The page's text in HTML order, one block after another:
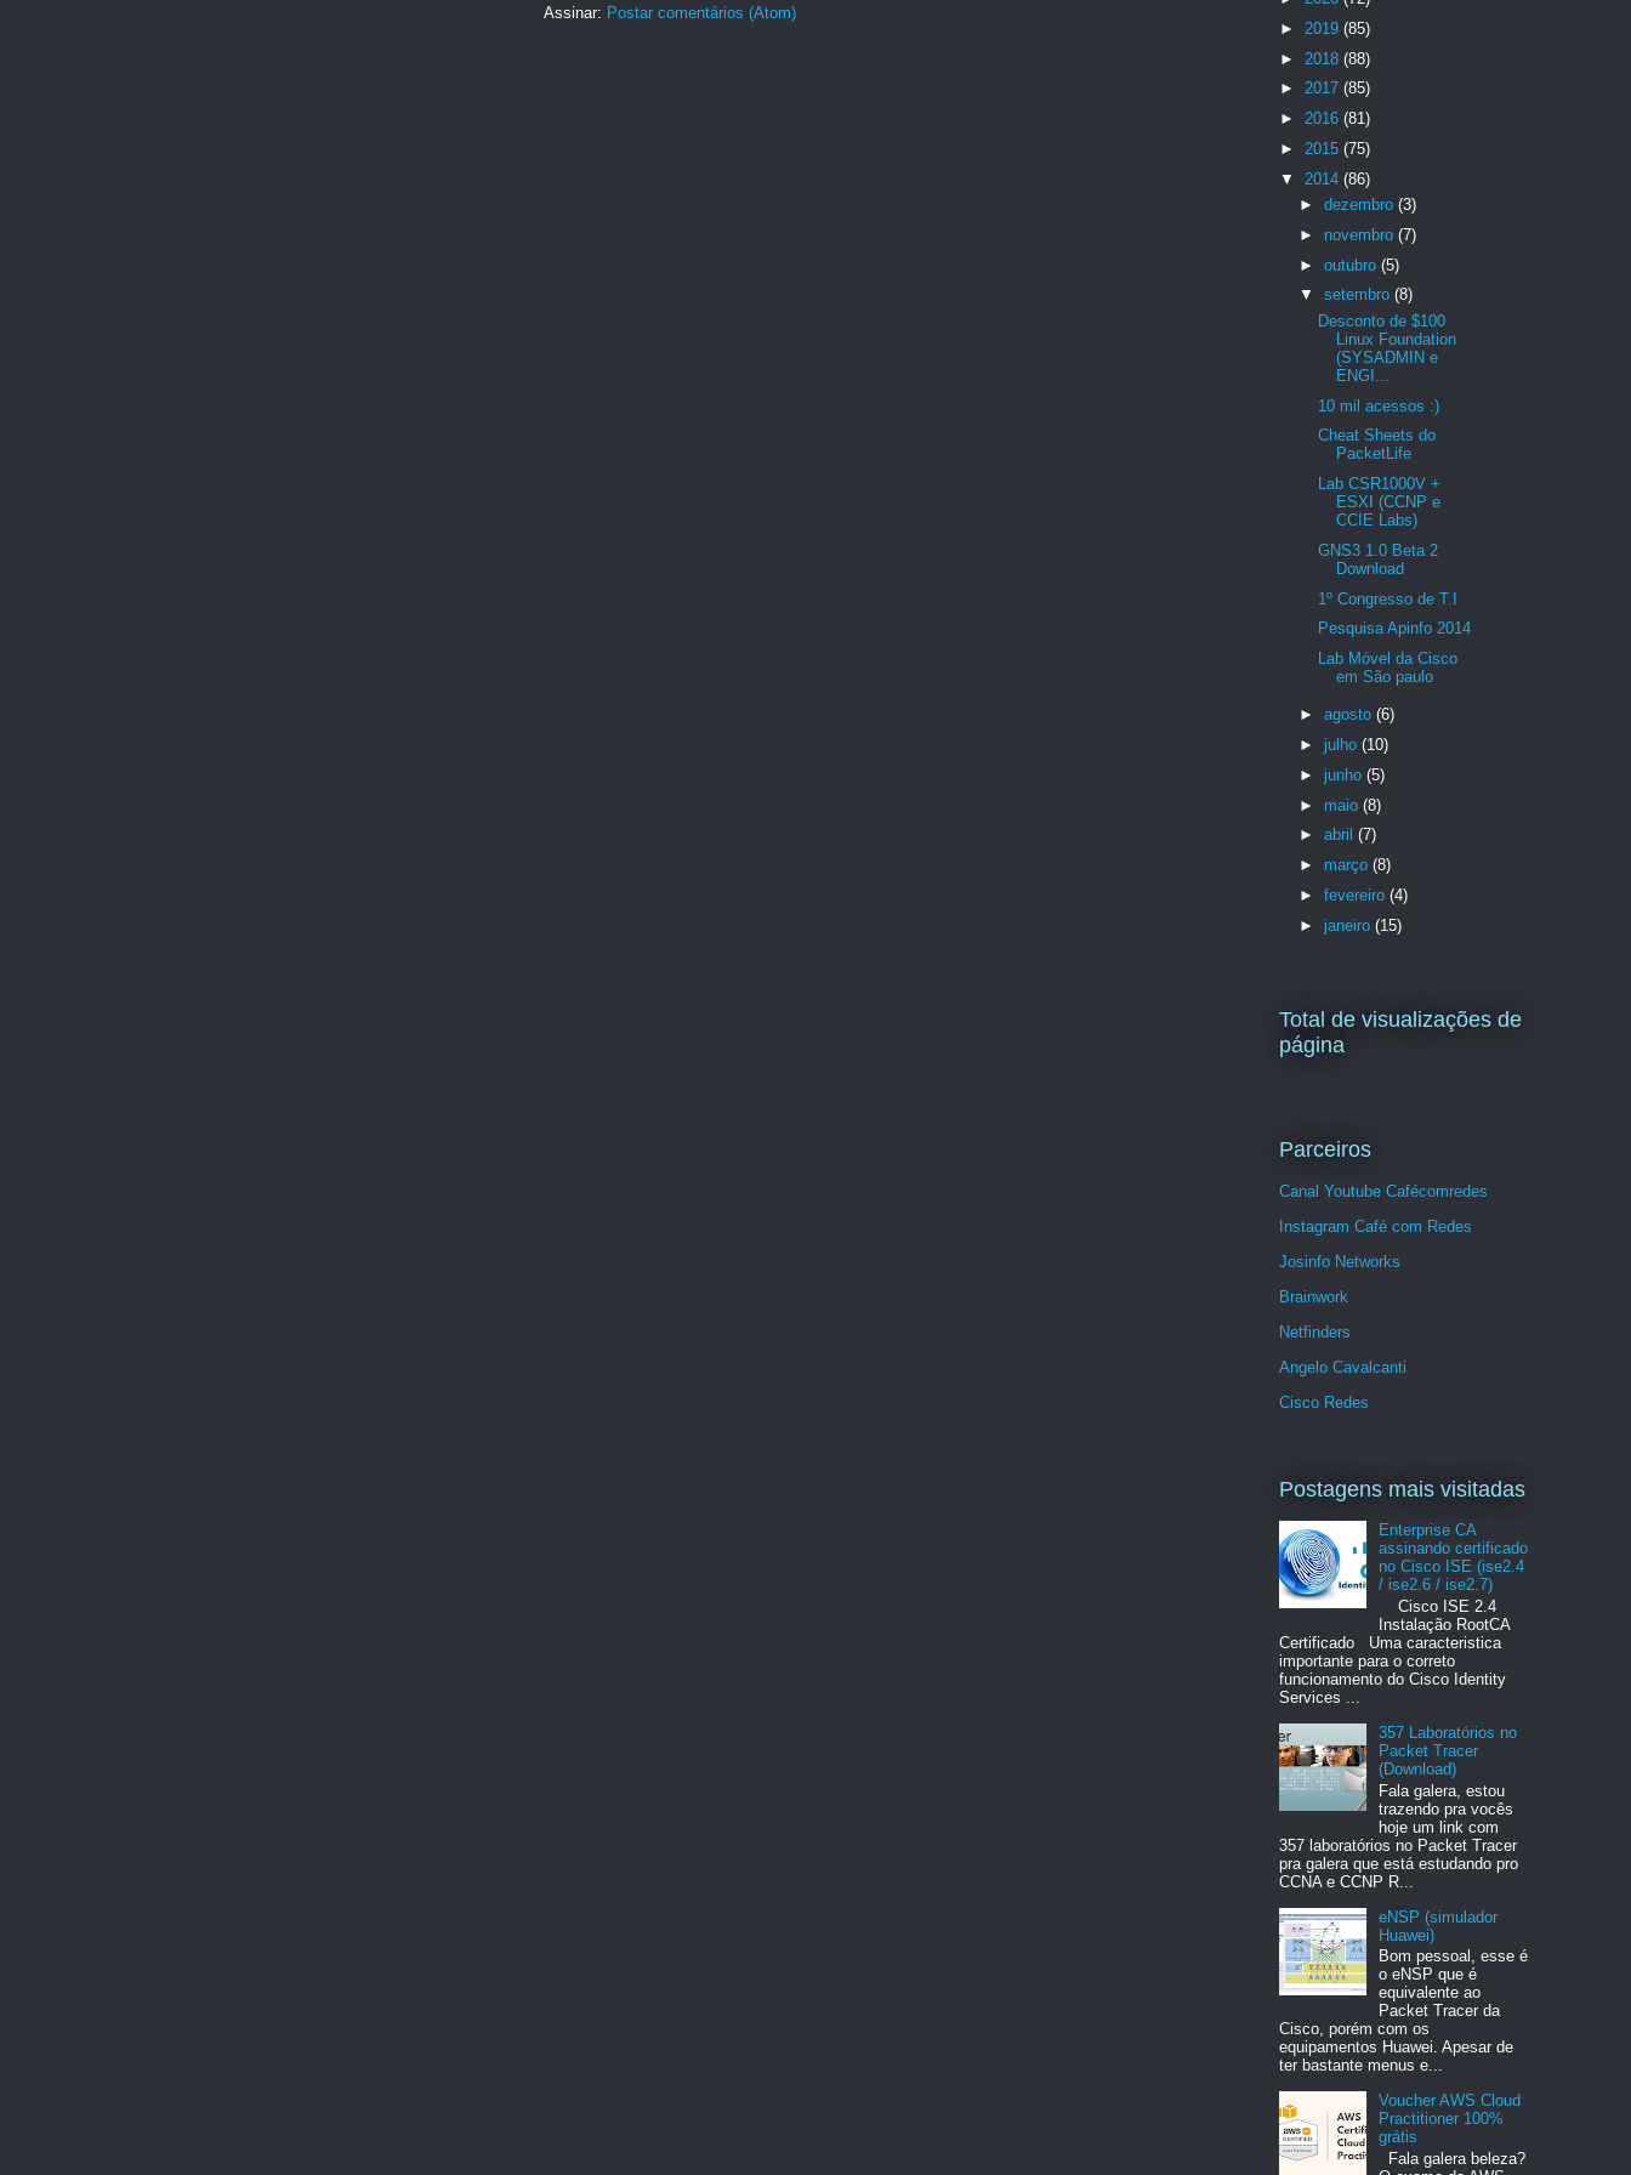
Assinar: Postar comentários (Atom)
► 2019 (85)
► 2018 (88)
► 2017 (85)
► 2016 (81)
► 2015 (75)
▼ 2014 (86)
► dezembro (3)
► novembro (7)
► outubro (5)
▼ setembro (8)
Desconto de $100
Linux Foundation
(SYSADMIN e
ENGI...
10 mil acessos :)
Cheat Sheets do
PacketLife
Lab CSR1000V +
ESXI (CCNP e
CCIE Labs)
GNS3 1.0 Beta 2
Download
1º Congresso de T.I
Pesquisa Apinfo 2014
Lab Móvel da Cisco
em São paulo
► agosto (6)
► julho (10)
► junho (5)
► maio (8)
► abril (7)
► março (8)
► fevereiro (4)
► janeiro (15)
Total de visualizações de
página
Parceiros
Canal Youtube Cafécomredes
Instagram Café com Redes
Josinfo Networks
Brainwork
Netfinders
Angelo Cavalcanti
Cisco Redes
Postagens mais visitadas
Enterprise CA
assinando certificado
no Cisco ISE (ise2.4
/ ise2.6 / ise2.7)
Cisco ISE 2.4
Instalação RootCA
Certificado Uma caracteristica
importante para o correto
funcionamento do Cisco Identity
Services ...
357 Laboratórios no
Packet Tracer
(Download)
Fala galera, estou
trazendo pra vocês
hoje um link com
357 laboratórios no Packet Tracer
pra galera que está estudando pro
CCNA e CCNP R...
eNSP (simulador
Huawei)
Bom pessoal, esse é
o eNSP que é
equivalente ao
Packet Tracer da
Cisco, porém com os
equipamentos Huawei. Apesar de
ter bastante menus e...
Voucher AWS Cloud
Practitioner 100%
grátis
Fala galera beleza?